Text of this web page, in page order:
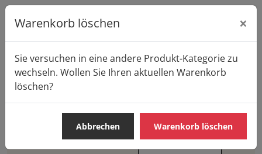
Warenkorb löschen ×
Sie versuchen in eine andere Produkt-Kategorie zu
wechseln. Wollen Sie Ihren aktuellen Warenkorb
löschen?
Abbrechen Warenkorb löschen
Startseite Produkte
Casa Pane
SÜSSE TEILCHEN